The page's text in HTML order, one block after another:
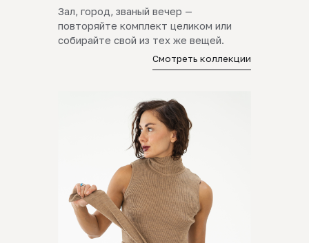
Зал, город, званый вечер —
повторяйте комплект целиком или
собирайте свой из тех же вещей.
Смотреть коллекции